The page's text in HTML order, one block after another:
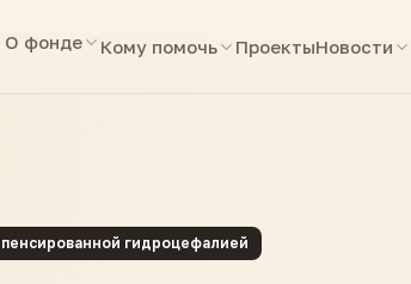
О фонде Кому помочь ПроектыНовости
гидроцефалией